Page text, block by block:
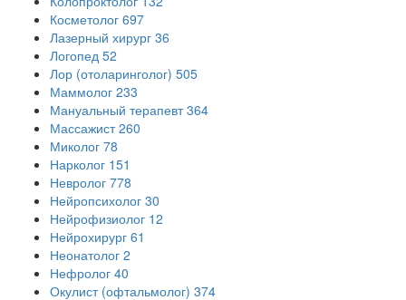
Косметолог 697
Лазерный хирург 36
Логопед 52
Лор (отоларинголог) 505
Маммолог 233
Мануальный терапевт 364
Массажист 260
Миколог 78
Нарколог 151
Невролог 778
Нейропсихолог 30
Нейрофизиолог 12
Нейрохирург 61
Неонатолог 2
Нефролог 40
Окулист (офтальмолог) 374